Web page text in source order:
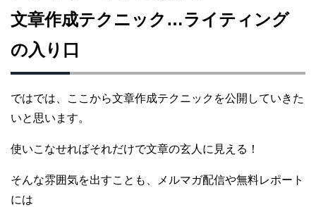
文章作成テクニック…ライティング
の入り口
ではでは、ここから文章作成テクニックを公開していきた
いと思います。
使いこなせればそれだけで文章の玄人に見える！
そんな雰囲気を出すことも、メルマガ配信や無料レポート
には